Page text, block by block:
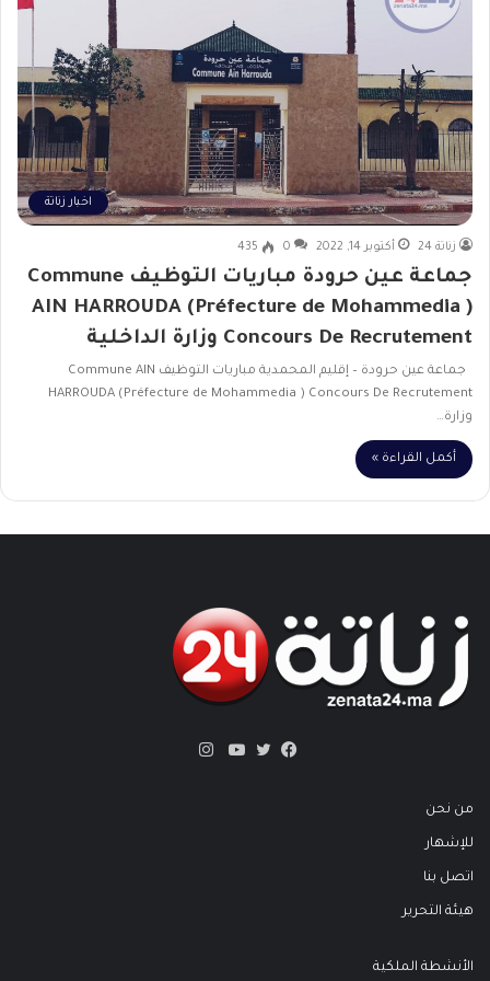
اخبار زناتة
زناتة 24 أكتوبر 14, 2022 0
435
جماعة عين حرودة مباريات التوظيف Commune
AIN HARROUDA (Préfecture de Mohammedia )
Concours De Recrutement وزارة الداخلية
جماعة عين حرودة – إقليم المحمدية مباريات التوظيف Commune AIN
HARROUDA (Préfecture de Mohammedia ) Concours De Recrutement
وزارة…
أكمل القراءة »
من نحن
للإشهار
اتصل بنا
هيئة التحرير
الأنشطة الملكية